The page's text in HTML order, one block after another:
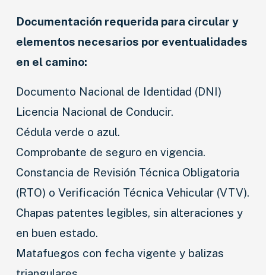
Documentación requerida para circular y
elementos necesarios por eventualidades
en el camino:
Documento Nacional de Identidad (DNI)
Licencia Nacional de Conducir.
Cédula verde o azul.
Comprobante de seguro en vigencia.
Constancia de Revisión Técnica Obligatoria
(RTO) o Verificación Técnica Vehicular (VTV).
Chapas patentes legibles, sin alteraciones y
en buen estado.
Matafuegos con fecha vigente y balizas